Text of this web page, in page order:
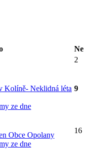
Ne
2
Kolíně- Neklidná léta
ze dne
9
Obce Opolany
ze dne
16